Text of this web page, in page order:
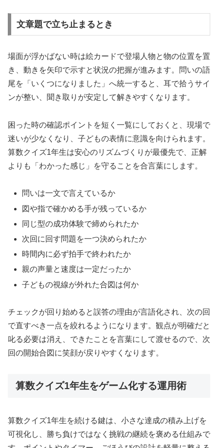
文章題で立ち止まるとき
場面が浮かばない時は絵カードで登場人物と物の位置を置
き、動きを矢印で示すと状況の把握が進みます。問いの語
尾を「いくつになりました」へ統一すると、耳で拾うサイ
ンが整い、聞き取りが安定して解きやすくなります。
困った時の確認ポイントを短く一覧にしておくと、現場で
迷いが少なくなり、子どもの表情に意識を向けられます。
算数クイズ1年生は安心のリズムづくりが最優先で、正解
よりも「わかった感じ」を守ることを合言葉にします。
問いは一文で言えているか
図や指で確かめる手が残っているか
同じ型の成功体験で締められたか
次回に回す問題を一つ決められたか
時間内に必ず拍手で終われたか
親の声量と速度は一定だったか
子どもの視線が外れた合図は何か
チェックが回り始めると誤答の理由が言語化され、次の回
で直すべき一点を絞れるようになります。観点が明確だと
叱る必要は消え、できたことを言葉にして渡せるので、次
回の開始合図に笑顔が戻りやすくなります。
算数クイズ1年生をゲーム化する運用術
算数クイズ1年生を続ける鍵は、小さな達成の積み上げを
可視化し、勝ち負けではなく挑戦の継続を褒める仕組みで